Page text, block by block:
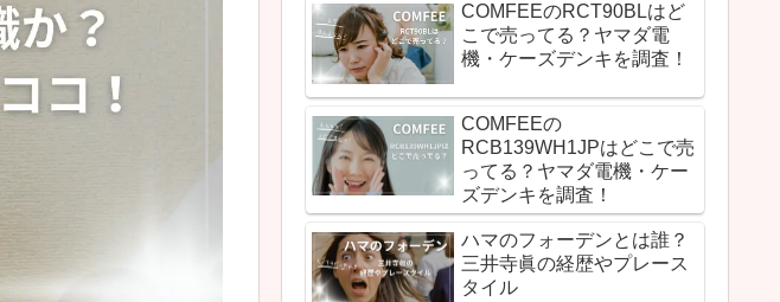
COMFEEのRCT90BLはど
こで売ってる？ヤマダ電
機・ケーズデンキを調査！
COMFEEの
RCB139WH1JPはどこで売
ってる？ヤマダ電機・ケー
ズデンキを調査！
ハマのフォーデンとは誰？
三井寺眞の経歴やプレース
タイル